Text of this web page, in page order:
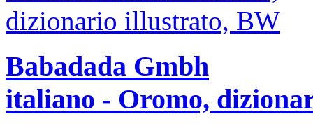
Babadada Gmbh
italiano - Oromo,